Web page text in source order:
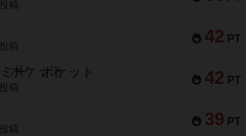
稿
42 PT
稿
42 PT
ー ポケット
稿
39 PT
稿